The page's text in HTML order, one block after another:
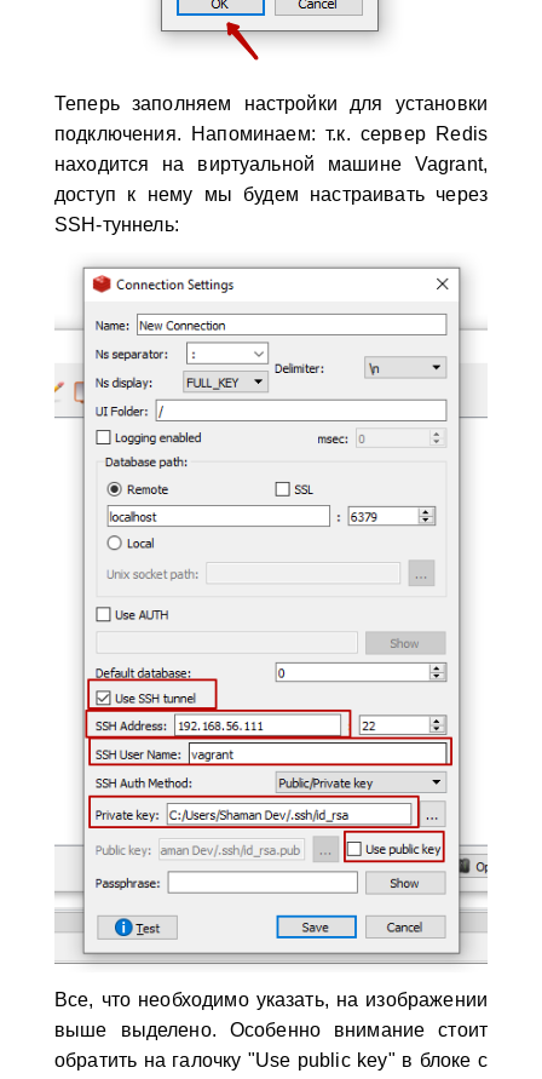
Теперь заполняем настройки для установки
подключения. Напоминаем: т.к. сервер Redis
находится на виртуальной машине Vagrant,
доступ к нему мы будем настраивать через
SSH-туннель:
Все, что необходимо указать, на изображении
выше выделено. Особенно внимание стоит
обратить на галочку "Use public key" в блоке с